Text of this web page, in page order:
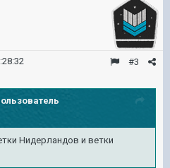
#3
Нидерландов и ветки